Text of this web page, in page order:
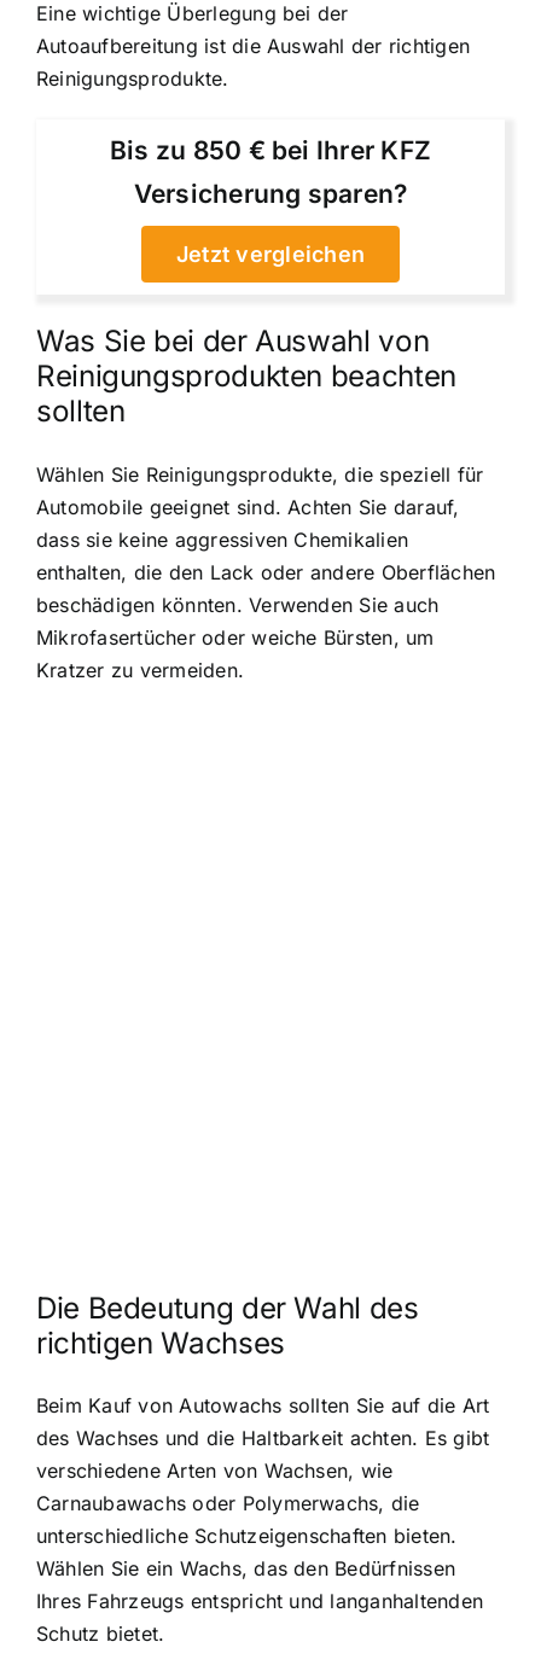
Eine wichtige Überlegung bei der
Autoaufbereitung ist die Auswahl der richtigen
Reinigungsprodukte.
Bis zu 850 € bei Ihrer KFZ
Versicherung sparen?
Jetzt vergleichen
Was Sie bei der Auswahl von
Reinigungsprodukten beachten
sollten
Wählen Sie Reinigungsprodukte, die speziell für
Automobile geeignet sind. Achten Sie darauf,
dass sie keine aggressiven Chemikalien
enthalten, die den Lack oder andere Oberflächen
beschädigen könnten. Verwenden Sie auch
Mikrofasertücher oder weiche Bürsten, um
Kratzer zu vermeiden.
Die Bedeutung der Wahl des
richtigen Wachses
Beim Kauf von Autowachs sollten Sie auf die Art
des Wachses und die Haltbarkeit achten. Es gibt
verschiedene Arten von Wachsen, wie
Carnaubawachs oder Polymerwachs, die
unterschiedliche Schutzeigenschaften bieten.
Wählen Sie ein Wachs, das den Bedürfnissen
Ihres Fahrzeugs entspricht und langanhaltenden
Schutz bietet.